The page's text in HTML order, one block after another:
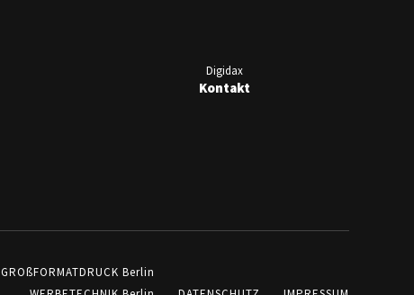
Digidax
Kontakt
GROßFORMATDRUCK Berlin